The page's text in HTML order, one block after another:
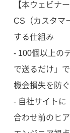
【本ウェビナ
CS（カスタマ
する仕組み
- 100個以上の
で送るだけ」
機会損失を防
- 自社サイトに
合わせ前のヒ